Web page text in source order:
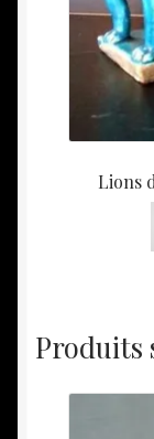
Lions
Produits